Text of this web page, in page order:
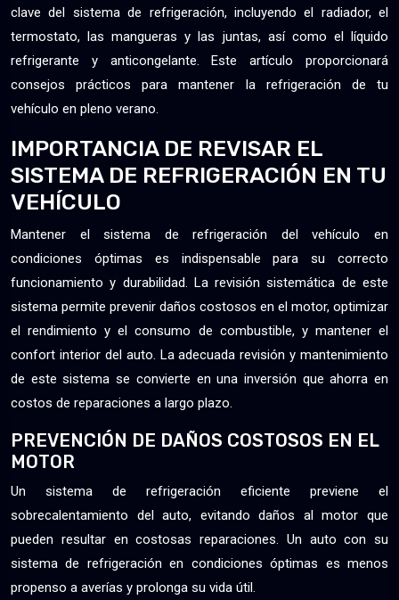
clave del sistema de refrigeración, incluyendo el radiador, el
termostato, las mangueras y las juntas, así como el líquido
refrigerante y anticongelante. Este artículo proporcionará
consejos prácticos para mantener la refrigeración de tu
vehículo en pleno verano.
IMPORTANCIA DE REVISAR EL
SISTEMA DE REFRIGERACIÓN EN TU
VEHÍCULO
Mantener el sistema de refrigeración del vehículo en
condiciones óptimas es indispensable para su correcto
funcionamiento y durabilidad. La revisión sistemática de este
sistema permite prevenir daños costosos en el motor, optimizar
el rendimiento y el consumo de combustible, y mantener el
confort interior del auto. La adecuada revisión y mantenimiento
de este sistema se convierte en una inversión que ahorra en
costos de reparaciones a largo plazo.
PREVENCIÓN DE DAÑOS COSTOSOS EN EL
MOTOR
Un sistema de refrigeración eficiente previene el
sobrecalentamiento del auto, evitando daños al motor que
pueden resultar en costosas reparaciones. Un auto con su
sistema de refrigeración en condiciones óptimas es menos
propenso a averías y prolonga su vida útil.